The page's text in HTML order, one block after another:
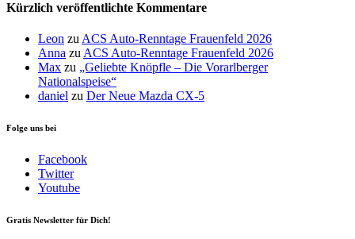
Kürzlich veröffentlichte Kommentare
Leon zu ACS Auto-Renntage Frauenfeld 2026
Anna zu ACS Auto-Renntage Frauenfeld 2026
Max zu „Geliebte Knöpfle – Die Vorarlberger
Nationalspeise“
daniel zu Der Neue Mazda CX-5
Folge uns bei
Facebook
Twitter
Youtube
Gratis Newsletter für Dich!